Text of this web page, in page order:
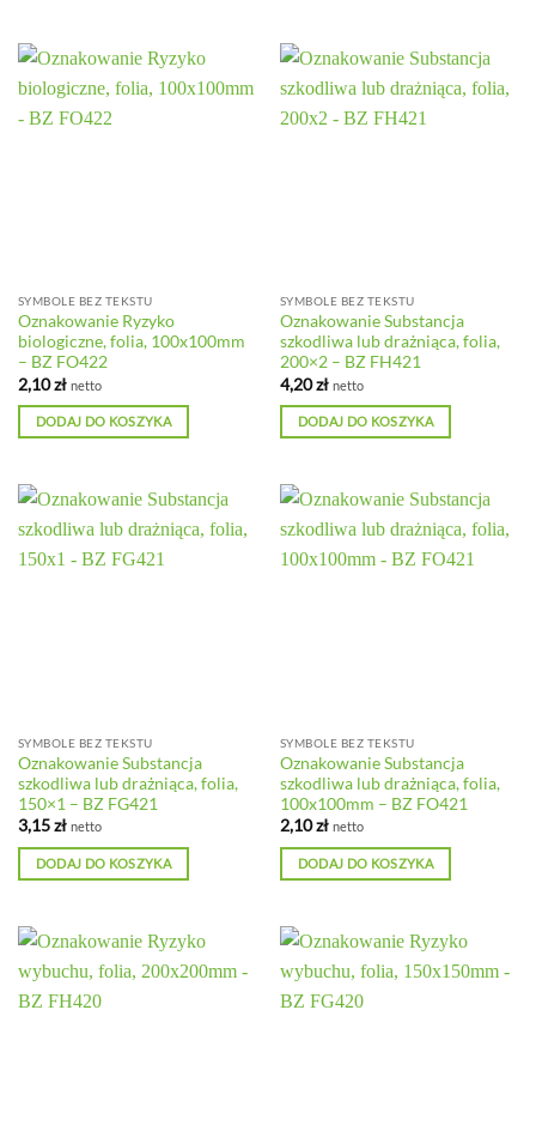
SYMBOLE BEZ TEKSTU
Oznakowanie Ryzyko
biologiczne, folia, 100x100mm
– BZ FO422
2,10zł netto
DODAJ DO KOSZYKA
SYMBOLE BEZ TEKSTU
Oznakowanie Substancja
szkodliwa lub drażniąca, folia,
200×2 – BZ FH421
4,20zł netto
DODAJ DO KOSZYKA
SYMBOLE BEZ TEKSTU
Oznakowanie Substancja
szkodliwa lub drażniąca, folia,
150×1 – BZ FG421
3,15zł netto
DODAJ DO KOSZYKA
SYMBOLE BEZ TEKSTU
Oznakowanie Substancja
szkodliwa lub drażniąca, folia,
100x100mm – BZ FO421
2,10zł netto
DODAJ DO KOSZYKA